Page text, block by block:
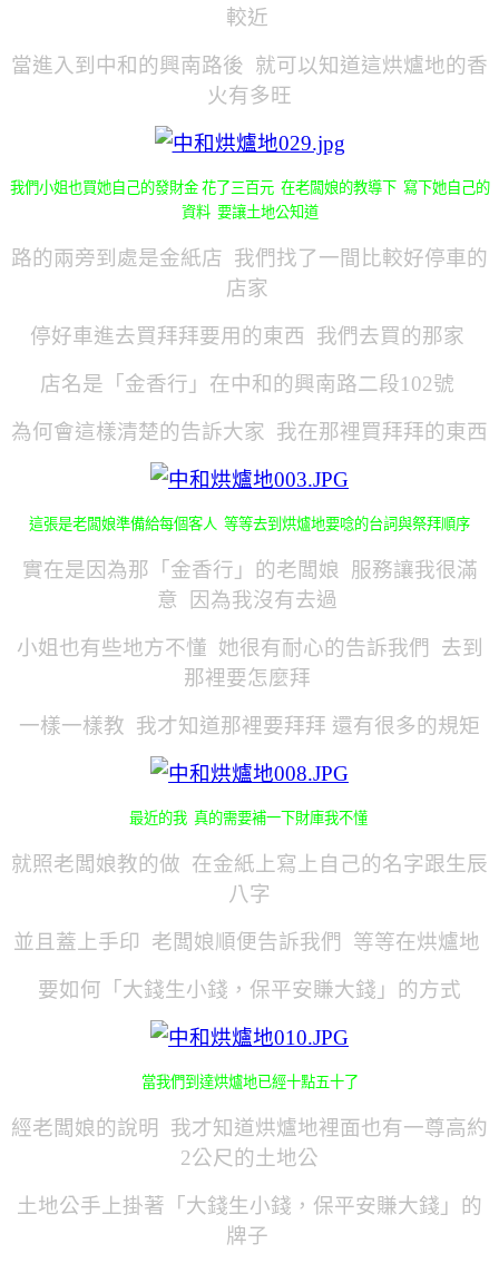
較近
當進入到中和的興南路後 就可以知道這烘爐地的香
火有多旺
我們小姐也買她自己的發財金 花了三百元 在老闆娘的教導下 寫下她自己的
資料 要讓土地公知道
路的兩旁到處是金紙店 我們找了一間比較好停車的
店家
停好車進去買拜拜要用的東西 我們去買的那家
店名是「金香行」 在中和的興南路二段102號
為何會這樣清楚的告訴大家 我在那裡買拜拜的東西
這張是老闆娘準備給每個客人 等等去到烘爐地要唸的台詞與祭拜順序
實在是因為那「金香行」的老闆娘 服務讓我很滿
意 因為我沒有去過
小姐也有些地方不懂 她很有耐心的告訴我們 去到
那裡要怎麼拜
一樣一樣教 我才知道那裡要拜拜 還有很多的規矩
最近的我 真的需要補一下財庫我不懂
就照老闆娘教的做 在金紙上寫上自己的名字跟生辰
八字
並且蓋上手印 老闆娘順便告訴我們 等等在烘爐地
要如何「大錢生小錢，保平安賺大錢」的方式
當我們到達烘爐地已經十點五十了
經老闆娘的說明 我才知道烘爐地裡面也有一尊高約
2公尺的土地公
土地公手上掛著「大錢生小錢，保平安賺大錢」的
牌子